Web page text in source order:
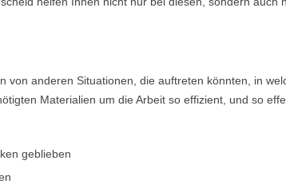
von anderen Situationen, die auftreten könnten, in
Materialien um die Arbeit so effizient, und so
geblieben